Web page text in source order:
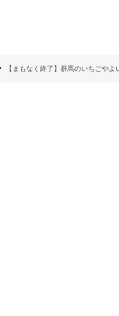
【まもなく終了】群馬のいちごや